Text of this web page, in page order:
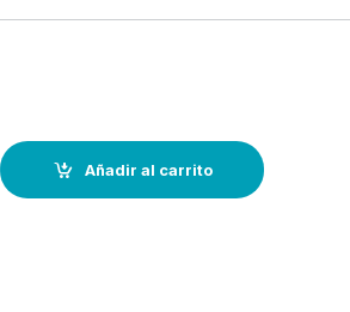
calafateado-300ml--negro quantity
Añadir al carrito